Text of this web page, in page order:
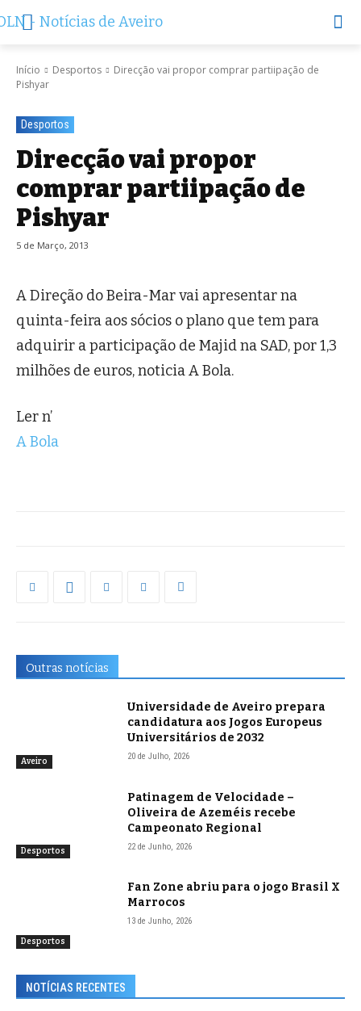
Início Desportos
Direcção vai propor comprar partiipação de
Pishyar
Desportos
Direcção vai propor
comprar partiipação de
Pishyar
5 de Março, 2013
A Direção do Beira-Mar vai apresentar na
quinta-feira aos sócios o plano que tem para
adquirir a participação de Majid na SAD, por 1,3
milhões de euros, noticia A Bola.
Ler n’
A Bola
Outras notícias
Aveiro
Universidade de Aveiro prepara
candidatura aos Jogos Europeus
Universitários de 2032
20 de Julho, 2026
Desportos
Patinagem de Velocidade –
Oliveira de Azeméis recebe
Campeonato Regional
22 de Junho, 2026
Desportos
Fan Zone abriu para o jogo Brasil X
Marrocos
13 de Junho, 2026
NOTÍCIAS RECENTES